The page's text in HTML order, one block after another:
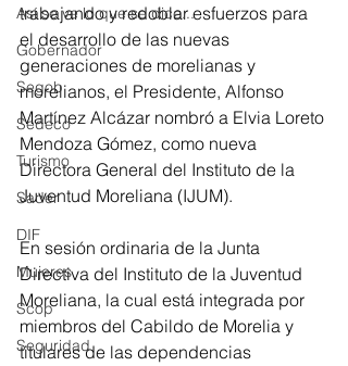
Así se ve lo que se dice...
Gobernador
Segob
Sedeco
Turismo
Sader
DIF
Mujeres
Scop
Seguridad
trabajando y redoblar esfuerzos para
el desarrollo de las nuevas
generaciones de morelianas y
morelianos, el Presidente, Alfonso
Martínez Alcázar nombró a Elvia Loreto
Mendoza Gómez, como nueva
Directora General del Instituto de la
Juventud Moreliana (IJUM).
En sesión ordinaria de la Junta
Directiva del Instituto de la Juventud
Moreliana, la cual está integrada por
miembros del Cabildo de Morelia y
titulares de las dependencias